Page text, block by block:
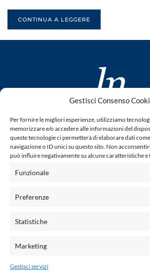
Gestisci Consenso
Per fornire le migliori esperienze, utilizziamo
memorizzare e/o accedere alle informazioni del
queste tecnologie ci permetterà di elaborare dati
navigazione o ID unici su questo sito. Non
può influire negativamente su alcune caratteristiche
Funzionale
Preferenze
Statistiche
Marketing
Gestisci servizi
CONTINUA A LEGGERE
fondato da Romano
Questo blog non rappresenta una
quanto viene aggiornato senza alcuna
legge n° 62 del 7.03.2001. L'autore non è
email: